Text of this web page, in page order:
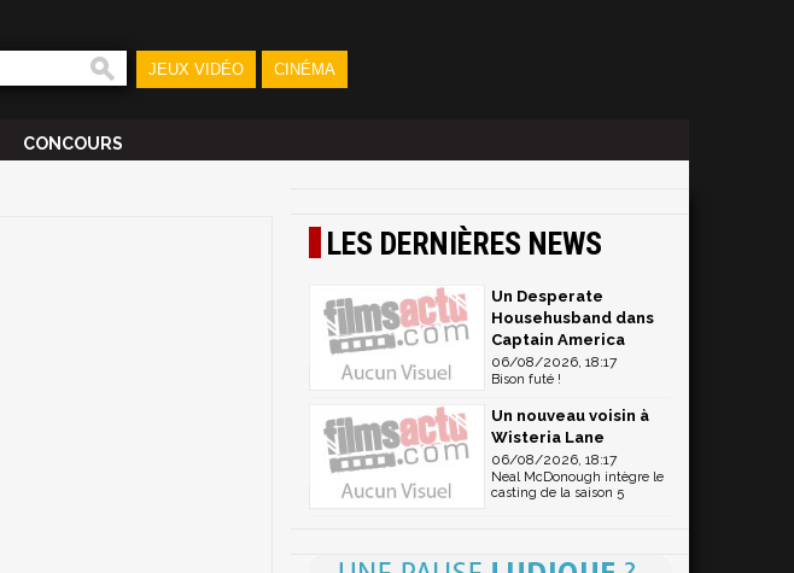
JEUX VIDÉO CINÉMA
CONCOURS
LES DERNIÈRES NEWS
Un Desperate
Househusband dans
Captain America
06/08/2026, 18:17
Bison futé !
Un nouveau voisin à
Wisteria Lane
06/08/2026, 18:17
Neal McDonough intègre le
casting de la saison 5